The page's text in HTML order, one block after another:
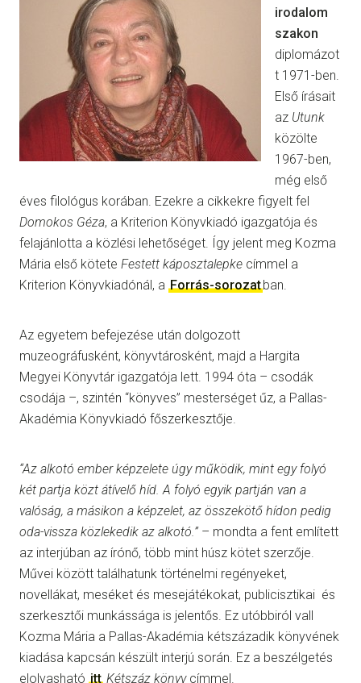
irodalom
szakon
diplomázot
t 1971-ben.
Első írásait
az Utunk
közölte
1967-ben,
még első
éves filológus korában. Ezekre a cikkekre figyelt fel
Domokos Géza, a Kriterion Könyvkiadó igazgatója és
felajánlotta a közlési lehetőséget. Így jelent meg Kozma
Mária első kötete Festett káposztalepke címmel a
Kriterion Könyvkiadónál, a Forrás-sorozatban.
Az egyetem befejezése után dolgozott
muzeográfusként, könyvtárosként, majd a Hargita
Megyei Könyvtár igazgatója lett. 1994 óta – csodák
csodája –, szintén “könyves” mesterséget űz, a Pallas-
Akadémia Könyvkiadó főszerkesztője.
“Az alkotó ember képzelete úgy működik, mint egy folyó
két partja közt átívelő híd. A folyó egyik partján van a
valóság, a másikon a képzelet, az összekötő hídon pedig
oda-vissza közlekedik az alkotó.”– mondta a fent említett
az interjúban az írónő, több mint húsz kötet szerzője.
Művei között találhatunk történelmi regényeket,
novellákat, meséket és mesejátékokat, publicisztikai és
szerkesztői munkássága is jelentős. Ez utóbbiról vall
Kozma Mária a Pallas-Akadémia kétszázadik könyvének
kiadása kapcsán készült interjú során. Ez a beszélgetés
elolvasható itt Kétszáz könyvcímmel.